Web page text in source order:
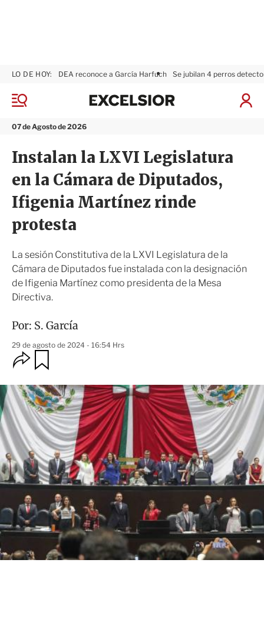
M
n
07 de Agosto de 2026
LO DE HOY: DEA reconoce a García Harfuch Se jubilan 4 perros
I
x
s
i
o
r
Instalan la LXVI Legislatura
en la Cámara de Diputados,
Ifigenia Martínez rinde
protesta
La sesión Constitutiva de la LXVI Legislatura de la
Cámara de Diputados fue instalada con la designación
de Ifigenia Martínez como presidenta de la Mesa
Directiva.
Por: S. García
29 de agosto de 2024 - 16:54 Hrs
O
p
i
o
n
e
s
d
e
c
o
p
a
r
t
r
r
d
a
r